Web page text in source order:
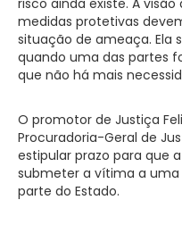
medidas protetivas
situação de ameaça. Ela
quando uma das partes
que não há mais
O promotor de Justiça
Procuradoria-Geral de
estipular prazo para que
submeter a vítima a uma
parte do Estado.